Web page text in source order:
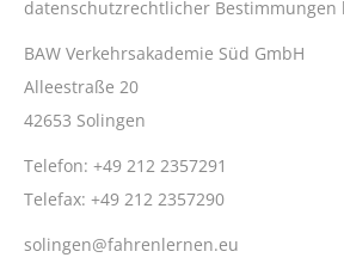
datenschutzrechtlicher Bestimmungen
BAW Verkehrsakademie Süd GmbH
Alleestraße 20
42653 Solingen
Telefon: +49 212 2357291
Telefax: +49 212 2357290
solingen@fahrenlernen.eu